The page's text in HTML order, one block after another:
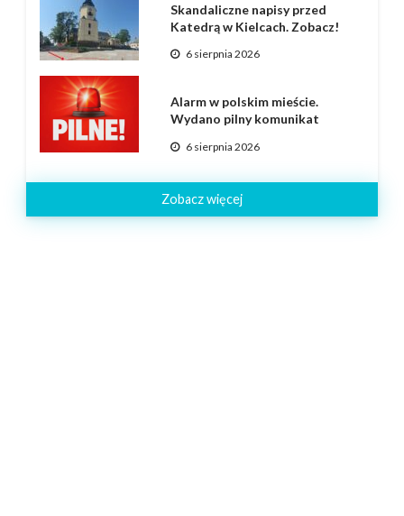
Skandaliczne napisy przed
Katedrą w Kielcach. Zobacz!
6 sierpnia 2026
Alarm w polskim mieście.
Wydano pilny komunikat
6 sierpnia 2026
Zobacz więcej